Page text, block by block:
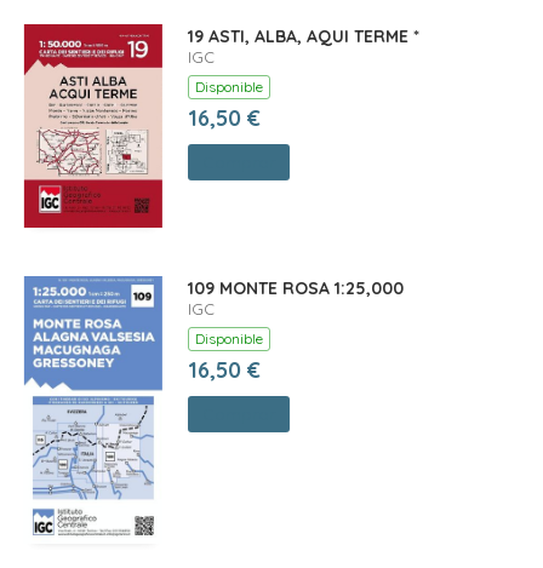
19 ASTI, ALBA, AQUI TERME *
IGC
Disponible
16,50 €
109 MONTE ROSA 1:25,000
IGC
Disponible
16,50 €